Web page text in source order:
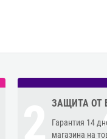
ЗАЩИТА ОТ
Гарантия 14
магазина на